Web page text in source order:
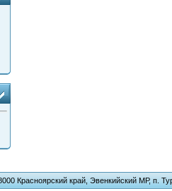
Красноярский край, Эвенкийский МР, п.